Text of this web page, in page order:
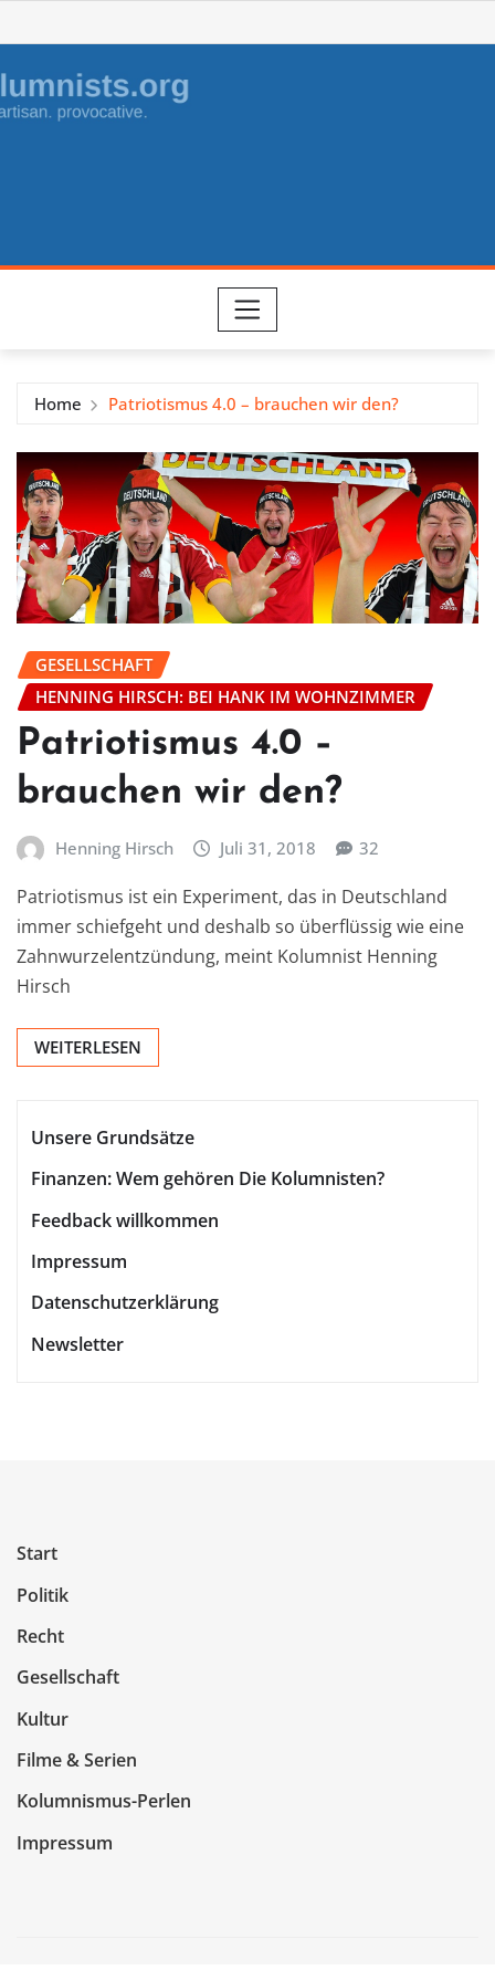
to
content
Home Patriotismus 4.0 – brauchen wir den?
GESELLSCHAFT
HENNING HIRSCH: BEI HANK IM WOHNZIMMER
Patriotismus 4.0 –
brauchen wir den?
Henning Hirsch Juli 31, 2018 32
Patriotismus ist ein Experiment, das in Deutschland
immer schiefgeht und deshalb so überflüssig wie eine
Zahnwurzelentzündung, meint Kolumnist Henning
Hirsch
WEITERLESEN
Unsere Grundsätze
Finanzen: Wem gehören Die Kolumnisten?
Feedback willkommen
Impressum
Datenschutzerklärung
Newsletter
Start
Politik
Recht
Gesellschaft
Kultur
Filme & Serien
Kolumnismus-Perlen
Impressum